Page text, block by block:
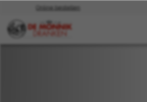
Online bestellen